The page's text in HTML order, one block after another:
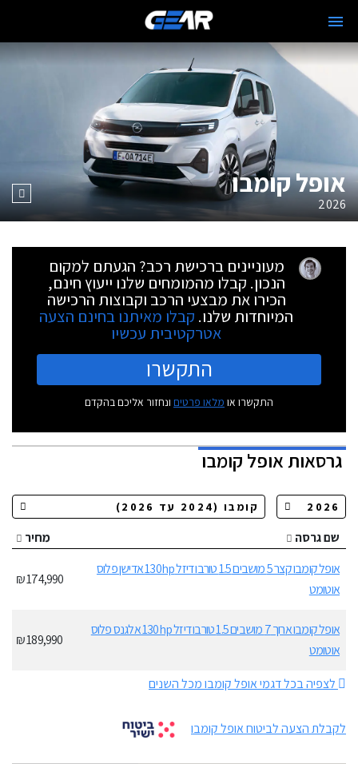
אופל קומבו
2026
מעוניינים ברכישת רכב? הגעתם למקום
הנכון. קבלו מהמומחים שלנו ייעוץ חינם,
הכירו את מבצעי הרכב וקבוצות הרכישה
המיוחדות שלנו. קבלו מאיתנו בחינם הצעה
אטרקטיבית עכשיו
התקשרו
התקשרו או מלאו פרטים ונחזור אליכם בהקדם
גרסאותאופל קומבו
שם גרסה
מחיר
אופל קומבו קצר 5 מושבים 1.5 טורבו דיזל 130hp אדישן פלוס
אוטומט
174,990 ₪
אופל קומבו ארוך 7 מושבים 1.5 טורבו דיזל 130hp אלגנס פלוס
אוטומט
189,990 ₪
לצפיה בכל דגמי אופל קומבו מכל השנים
לקבלת הצעה לביטוח אופל קומבו